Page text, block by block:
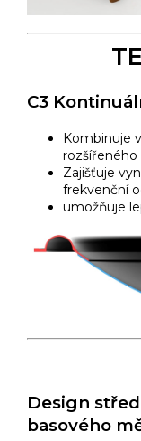
C3
Kombinuje
rozšířeného
Zajišťuje
frekvenční
umožňuje
Design
basového